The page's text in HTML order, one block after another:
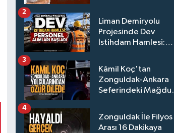
Liman Demiryolu
Projesinde Dev
İstihdam Hamlesi:
2
Kâmil Koç'tan
Zonguldak-Ankara
Seferindeki Mağdur
3
Zonguldak İle Filyos
Arası 16 Dakikaya
4